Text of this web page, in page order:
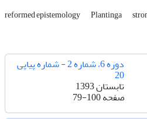
reformed epistemology Plantinga
دوره 6، شماره 2 - شماره پیاپی
20
تابستان 1393
صفحه79-100